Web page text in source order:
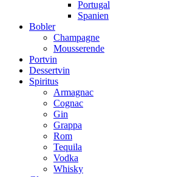
Portugal
Spanien
Bobler
Champagne
Mousserende
Portvin
Dessertvin
Spiritus
Armagnac
Cognac
Gin
Grappa
Rom
Tequila
Vodka
Whisky